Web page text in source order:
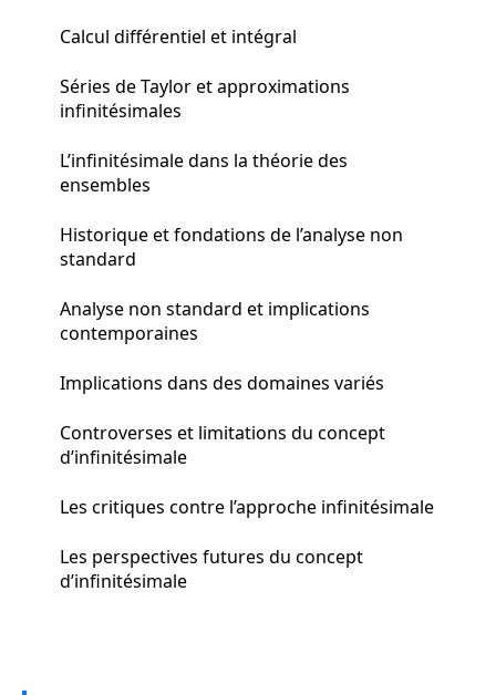
Calcul différentiel et intégral
Séries de Taylor et approximations
infinitésimales
L’infinitésimale dans la théorie des
ensembles
Historique et fondations de l’analyse non
standard
Analyse non standard et implications
contemporaines
Implications dans des domaines variés
Controverses et limitations du concept
d’infinitésimale
Les critiques contre l’approche infinitésimale
Les perspectives futures du concept
d’infinitésimale